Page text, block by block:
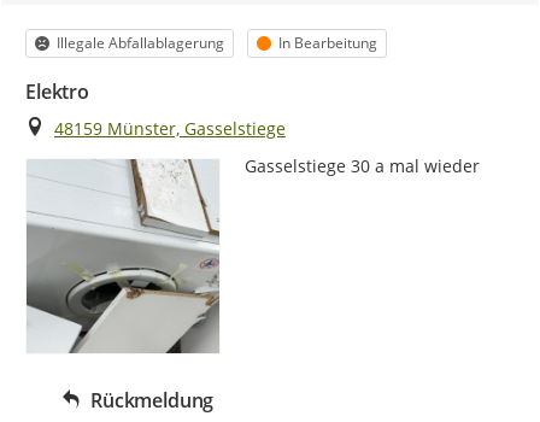
Kategorie
Illegale Abfallablagerung Status
In Bearbeitung
Elektro
Ort
48159 Münster, Gasselstiege
Gasselstiege 30 a mal wieder
Rückmeldung